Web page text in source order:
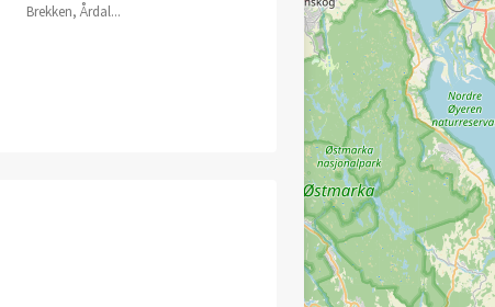
Brekken, Årdal...